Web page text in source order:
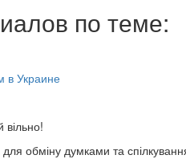
по теме:
в Украине
вільно!
обміну думками та